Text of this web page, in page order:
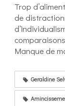
Trop
de
comparaisons
Manque de
Geraldine